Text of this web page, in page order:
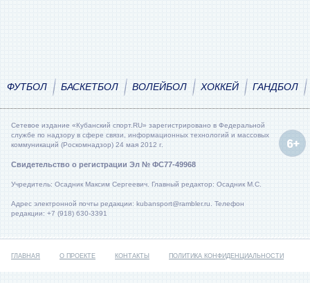
ФУТБОЛ БАСКЕТБОЛ ВОЛЕЙБОЛ ХОККЕЙ ГАНДБОЛ
Сетевое издание «Кубанский спорт.RU» зарегистрировано в Федеральной
службе по надзору в сфере связи, информационных технологий и массовых
коммуникаций (Роскомнадзор) 24 мая 2012 г.
Свидетельство о регистрации Эл № ФС77-49968
Учредитель: Осадник Максим Сергеевич. Главный редактор: Осадник М.С.
Адрес электронной почты редакции: kubansport@rambler.ru. Телефон
редакции: +7 (918) 630-3391
ГЛАВНАЯ О ПРОЕКТЕ КОНТАКТЫ ПОЛИТИКА КОНФИДЕНЦИАЛЬНОСТИ